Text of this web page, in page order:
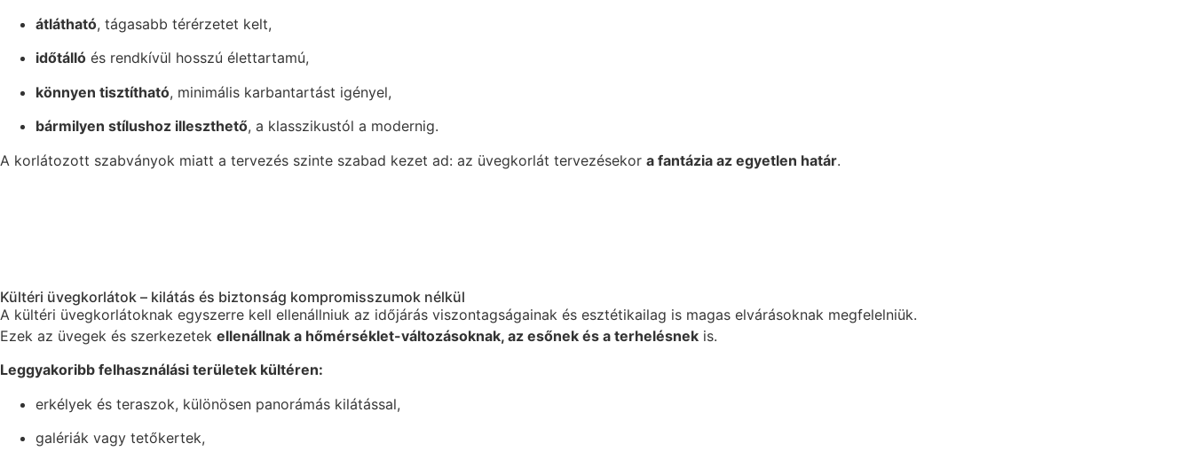
átlátható, tágasabb térérzetet kelt,
időtálló és rendkívül hosszú élettartamú,
könnyen tisztítható, minimális karbantartást igényel,
bármilyen stílushoz illeszthető, a klasszikustól a modernig.
A korlátozott szabványok miatt a tervezés szinte szabad kezet ad: az üvegkorlát tervezésekor a fantázia az egyetlen határ.
Kültéri üvegkorlátok – kilátás és biztonság kompromisszumok nélkül
A kültéri üvegkorlátoknak egyszerre kell ellenállniuk az időjárás viszontagságainak és esztétikailag is magas elvárásoknak megfelelniük.
Ezek az üvegek és szerkezetek ellenállnak a hőmérséklet-változásoknak, az esőnek és a terhelésnek is.
Leggyakoribb felhasználási területek kültéren:
erkélyek és teraszok, különösen panorámás kilátással,
galériák vagy tetőkertek,